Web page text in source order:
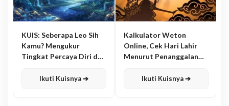
KUIS: Seberapa Leo Sih
Kamu? Mengukur
Tingkat Percaya Diri dan
Ikuti Kuisnya ➔
Kalkulator Weton
Online, Cek Hari Lahir
Menurut Penanggalan
Ikuti Kuisnya ➔